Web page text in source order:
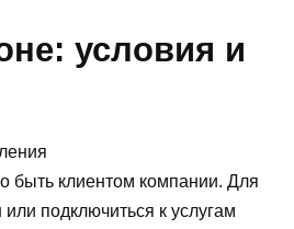
условия и
быть клиентом компании. Для
подключиться к услугам